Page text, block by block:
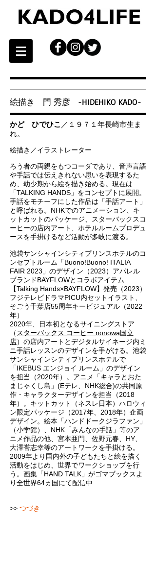
絵描き 門 秀彦 -HIDEHIKO KADO-
かど ひでひこ ／１９７１年長崎市生ま
れ。
絵描き／イラストレーター
ろう者の両親をもつコーダであり、音声言語
や手話では伝えきれない思いを表現するた
め、幼少期から絵を描き始める。現在は
「TALKING HANDS」をコンセプトに展開。
手話をモチーフにした作品は「手話アート」
と呼ばれる。NHKでのアニメーション、キ
ットカットのパッケージ、スターバックスコ
ーヒーの店内アート、ホテルルームプロデュ
ースを手掛けるなど活動が多岐に渡る。
池袋サンシャインシティプリンスホテルのコ
ンセプトルーム「Buono!Buono! ITALIA
FAIR 2023」のデザイン（2023）アパレル
ブランドBAYFLOWとコラボアイテム
【Talking Hands×BAYFLOW】発売（2023）
フジテレビドラマPICU内セットイラスト、
そごう千葉店55周年キービジュアル（2022
年）
2020年、日本初となるサイニングストア
（ スターバックス コーヒー nonowa国立
店）の店内アートとデジタルサイネージ内ミ
ニ手話レッスンのデザインを手がける。池袋
サンシャインシティプリンスホテルで
「IKEBUS エンジョイ ルーム」のデザイン
を担当（2020年）。アニメ「キャラとおた
まじゃくし島」(Eテレ、NHK総合)の共同原
作・キャラクターデザインを担当（2018
年）。キットカット（ネスレ日本）ハロウィ
ン限定パッケージ（2017年、2018年）企画
デザイン。絵本「ハンドドークジラファン」
（小学館）、NHK「みんなの手話」等のア
ニメ作品の他、宮本亜門、佐野元春、HY、
大澤誉志幸等のアートワークを手掛ける。
2009年より国内外の子どもたちと絵を描く
活動をはじめ、世界でワークショップを行
う。画集「HAND TALK」がゴマブックスよ
り全世界64ヵ国にて配信中
>> つづき